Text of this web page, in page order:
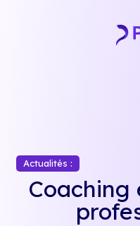
Actualités :
Coaching